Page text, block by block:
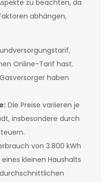
zu beachten, da
abhängen,
Online-Tarif hast.
haben
Die Preise variieren je
insbesondere durch
von 3.800 kWh
kleinen Haushalts